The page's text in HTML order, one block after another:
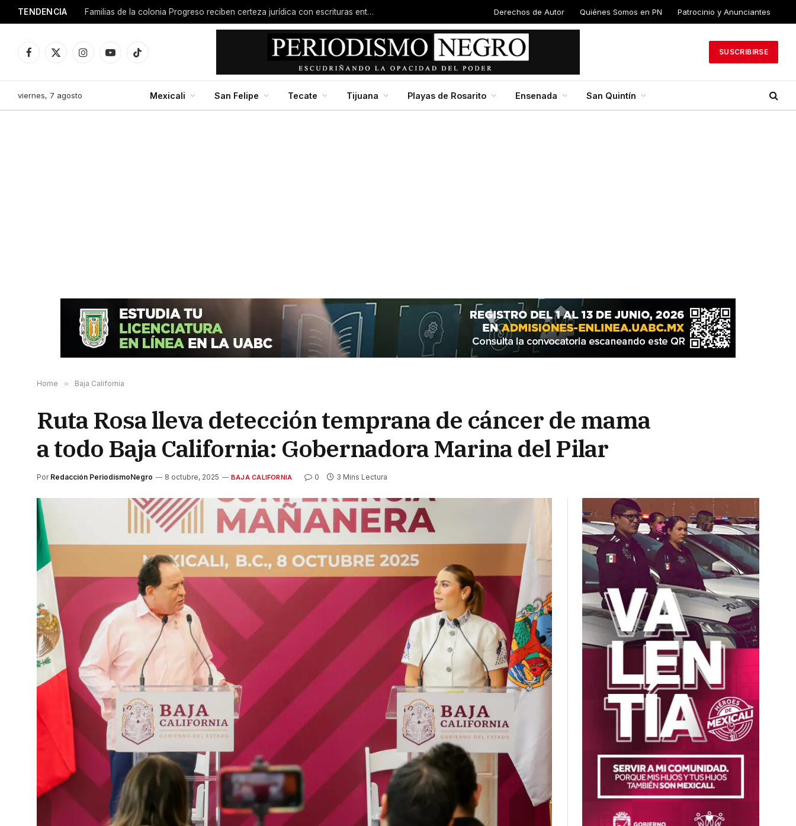
TENDENCIA Familias de la colonia Progreso reciben certeza jurídica con escrituras entregadas por Dip. Molina Derechos de Autor Quiénes Somos en PN Patrocinio y Anunciantes
Facebook
X
InstagramYouTubeTikTok
SUSCRIBIRSE
viernes, 7 agosto Mexicali San Felipe Tecate Tijuana Playas de Rosarito Ensenada San Quintín
Home » Baja California
Ruta Rosa lleva detección temprana de cáncer de mama
a todo Baja California: Gobernadora Marina del Pilar
Por Redacción PeriodismoNegro 8 octubre, 2025 BAJA CALIFORNIA 0 3 Mins Lectura